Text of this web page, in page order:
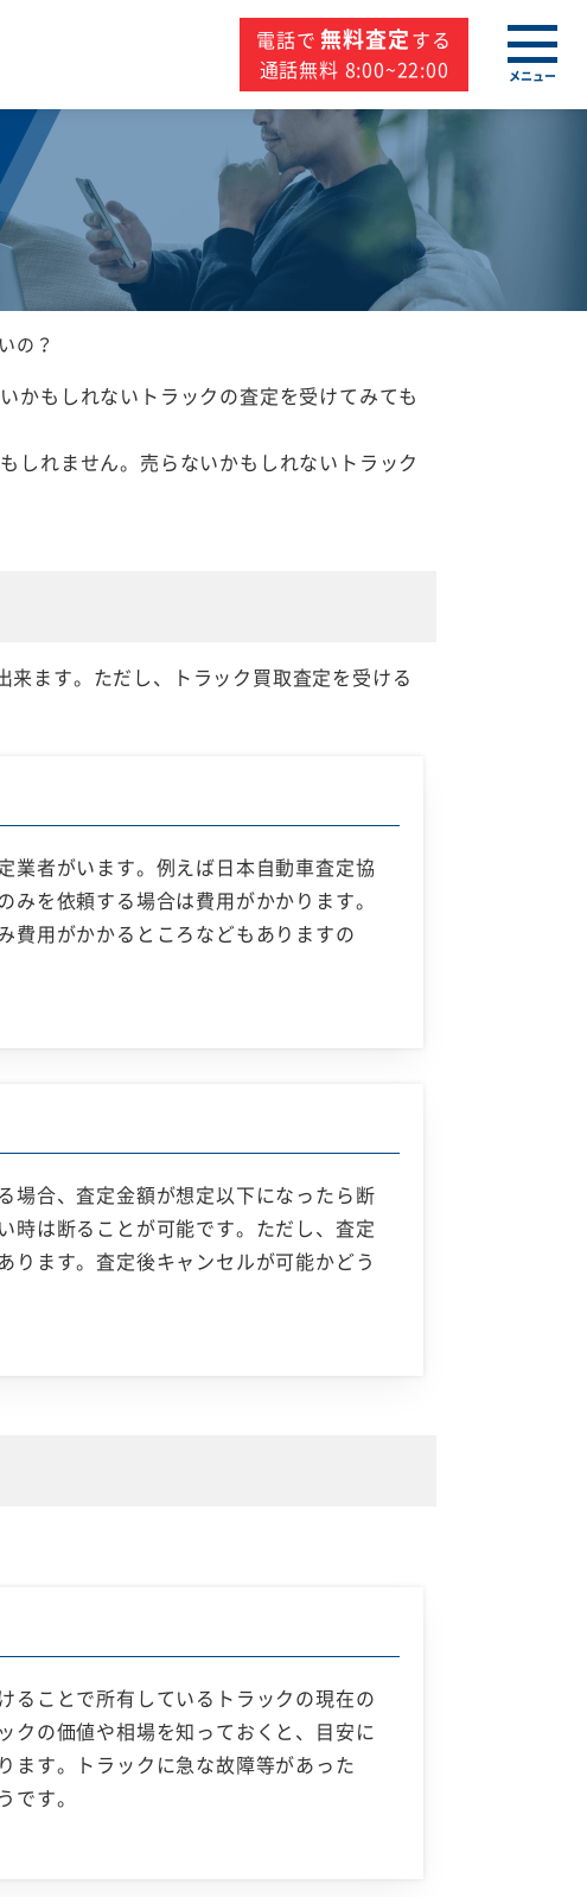
電話で 無料査定する
通話無料 8:00~22:00
メニュー
の？
かもしれないトラックの査定を受けてみても
しれません。売らないかもしれないトラック
ます。ただし、トラック買取査定を受ける
業者がいます。例えば日本自動車査定協
を依頼する場合は費用がかかります。
費用がかかるところなどもありますの
場合、査定金額が想定以下になったら断
時は断ることが可能です。ただし、査定
ります。査定後キャンセルが可能かどう
ることで所有しているトラックの現在の
クの価値や相場を知っておくと、目安に
ます。トラックに急な故障等があった
す。